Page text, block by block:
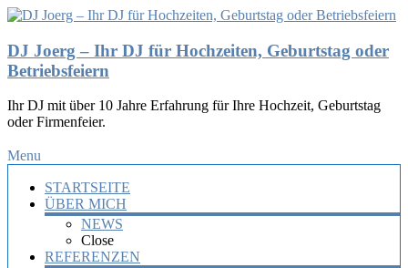
DJ Joerg – Ihr DJ für Hochzeiten, Geburtstag oder
Betriebsfeiern
Ihr DJ mit über 10 Jahre Erfahrung für Ihre Hochzeit, Geburtstag
oder Firmenfeier.
Menu
STARTSEITE
ÜBER MICH
NEWS
Close
REFERENZEN